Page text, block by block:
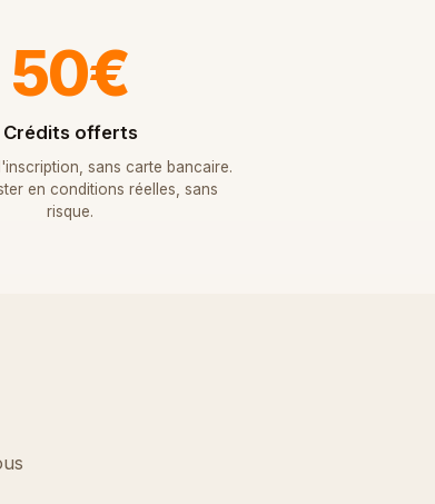
50€
Crédits offerts
sans carte bancaire.
en conditions réelles, sans
risque.